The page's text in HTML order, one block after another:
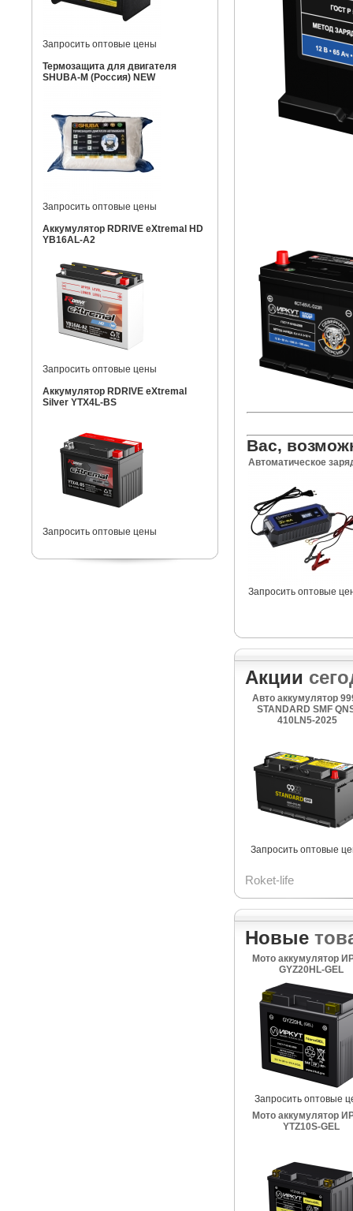
Запросить оптовые цены
Термозащита для двигателя
SHUBA-M (Россия) NEW
Запросить оптовые цены
Аккумулятор RDRIVE eXtremal HD
YB16AL-A2
Запросить оптовые цены
Аккумулятор RDRIVE eXtremal
Silver YTX4L-BS
Запросить оптовые цены
Вас,
Автоматическое
Запросить оптовые
Акции
Авто аккумулятор
STANDARD SMF
410LN5-2025
Запросить оптовые
Roket-life
Новые
Мото аккумулятор
GYZ20HL-GEL
Запросить оптовые
Мото аккумулятор
YTZ10S-GEL